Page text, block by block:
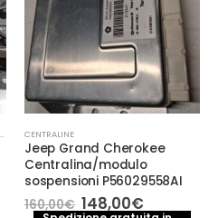
CENTRALINE
Jeep Grand Cherokee
Centralina/modulo
sospensioni P56029558AI
160,00€ Il
148,00€Il